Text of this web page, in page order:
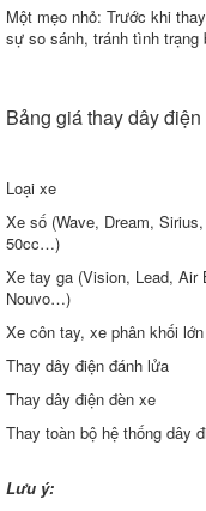
Một mẹo nhỏ: Trước khi
sự so sánh, tránh tình trạng
Bảng giá thay dây
Loại xe
Xe số (Wave, Dream,
50cc…)
Xe tay ga (Vision, Lead, Air
Nouvo…)
Xe côn tay, xe phân khối lớn
Thay dây điện đánh lửa
Thay dây điện đèn xe
Thay toàn bộ hệ thống dây
Lưu ý: